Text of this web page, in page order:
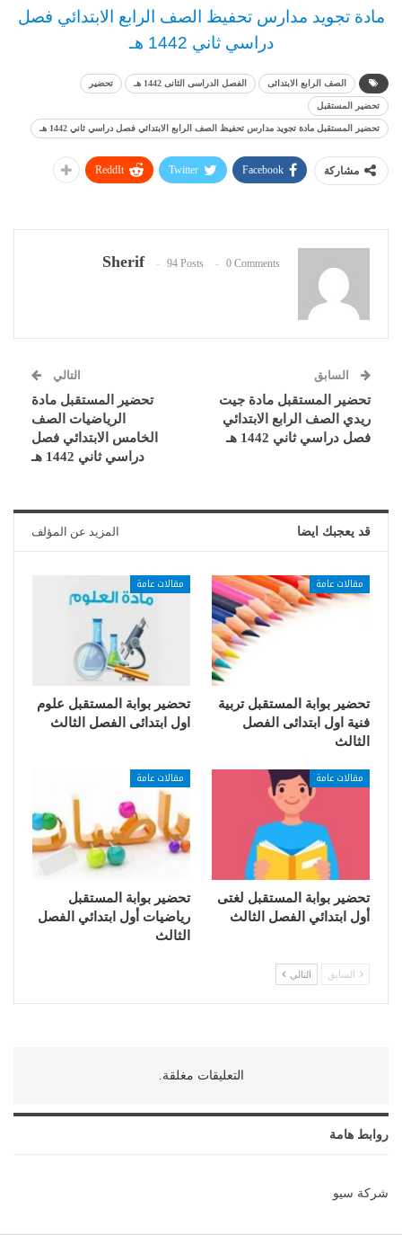
مادة تجويد مدارس تحفيظ الصف الرابع الابتدائي فصل
دراسي ثاني 1442 هـ
الصف الرابع الابتدائى الفصل الدراسى الثانى 1442 هـ تحضير
تحضير المستقبل
تحضير المستقبل مادة تجويد مدارس تحفيظ الصف الرابع الابتدائي فصل دراسي ثاني 1442 هـ
مشاركة Facebook
Twitter
ReddIt
Sherif 94 Posts 0 Comments
السابق
تحضير المستقبل مادة جيت
ريدي الصف الرابع الابتدائي
فصل دراسي ثاني 1442 هـ
التالي
تحضير المستقبل مادة
الرياضيات الصف
الخامس الابتدائي فصل
دراسي ثاني 1442 هـ
قد يعجبك ايضا المزيد عن المؤلف
مقالات عامة
تحضير بوابة المستقبل تربية
فنية اول ابتدائى الفصل
الثالث
مقالات عامة
تحضير بوابة المستقبل علوم
اول ابتدائى الفصل الثالث
مقالات عامة
تحضير بوابة المستقبل لغتى
أول ابتدائي الفصل الثالث
مقالات عامة
تحضير بوابة المستقبل
رياضيات أول ابتدائي الفصل
الثالث
السابق التالي
التعليقات مغلقة.
روابط هامة
شركة سيو